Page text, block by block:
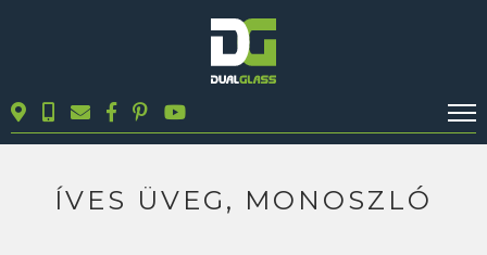
TERMÉKEK
ÍVES ÜVEG, MONOSZLÓ